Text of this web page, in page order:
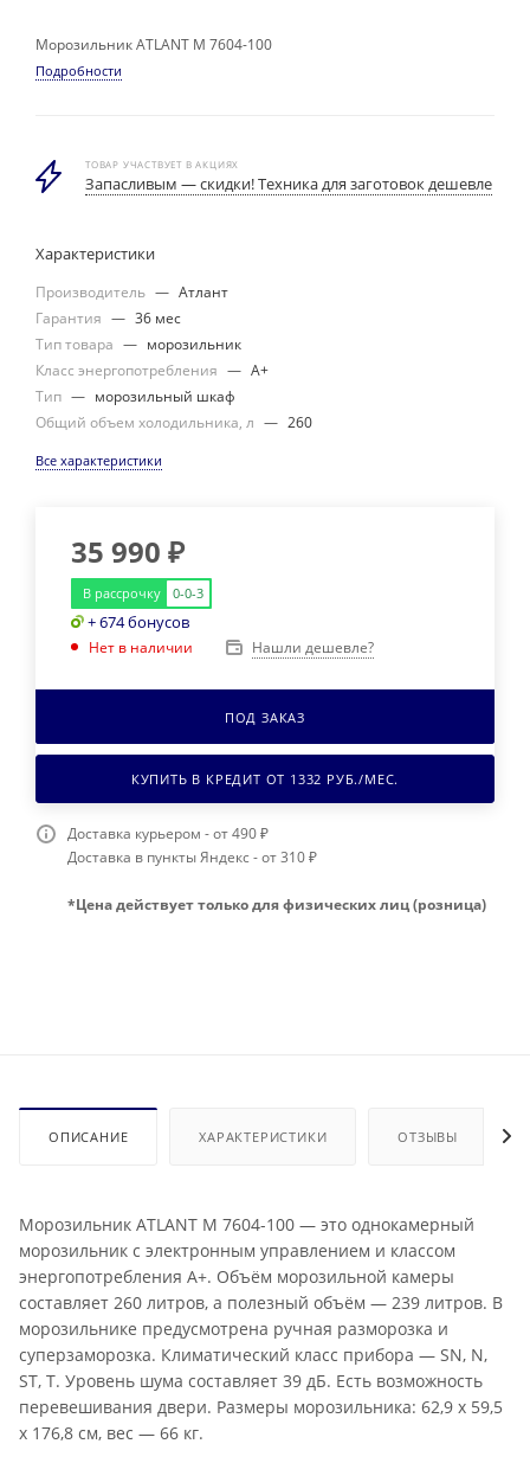
Морозильник ATLANT М 7604-100
Подробности
ТОВАР УЧАСТВУЕТ В АКЦИЯХ
Запасливым — скидки! Техника для заготовок дешевле
Характеристики
Производитель — Атлант
Гарантия — 36 мес
Тип товара — морозильник
Класс энергопотребления — A+
Тип — морозильный шкаф
Общий объем холодильника, л — 260
Все характеристики
35 990 ₽
В рассрочку 0-0-3
+ 674 бонусов
Нет в наличии Нашли дешевле?
ПОД ЗАКАЗ
КУПИТЬ В КРЕДИТ ОТ 1332 РУБ./МЕС.
Доставка курьером - от 490 ₽
Доставка в пункты Яндекс - от 310 ₽
*Цена действует только для физических лиц (розница)
ОПИСАНИЕ ХАРАКТЕРИСТИКИ ОТЗЫВЫ
Морозильник ATLANT М 7604-100 — это однокамерный
морозильник с электронным управлением и классом
энергопотребления А+. Объём морозильной камеры
составляет 260 литров, а полезный объём — 239 литров. В
морозильнике предусмотрена ручная разморозка и
суперзаморозка. Климатический класс прибора — SN, N,
ST, T. Уровень шума составляет 39 дБ. Есть возможность
перевешивания двери. Размеры морозильника: 62,9 x 59,5
x 176,8 см, вес — 66 кг.